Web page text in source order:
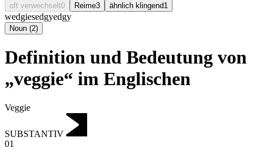
oft verwechselt0 Reime3 ähnlich klingend1
wedgiesedgyedgy
Noun (2)
Definition und Bedeutung von
„veggie“ im Englischen
Veggie
SUBSTANTIV
01